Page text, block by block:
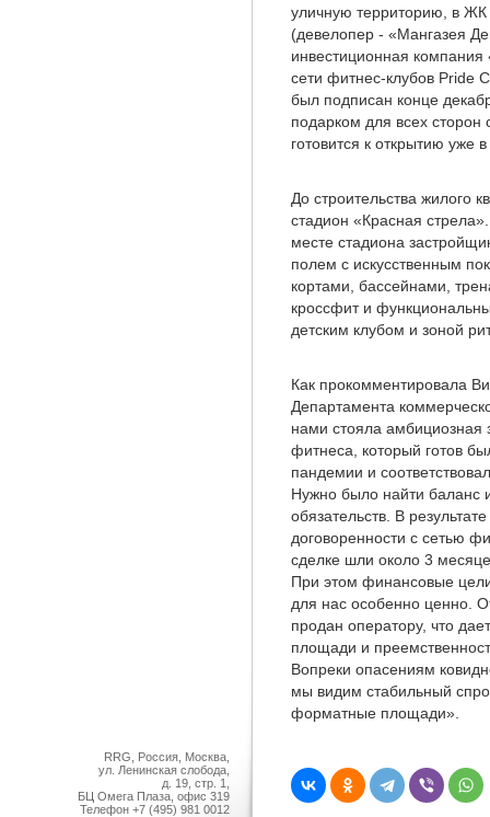
уличную территорию, в
(девелопер - «Мангазея
инвестиционная
сети фитнес-клубов Pride
был подписан конце
подарком для всех сторон
готовится к открытию уже
До строительства жилого
стадион «Красная
месте стадиона
полем с искусственным
кортами, бассейнами,
кроссфит и
детским клубом и зоной
Как прокомментировала
Департамента
нами стояла амбициозная
фитнеса, который готов
пандемии и
Нужно было найти баланс
обязательств. В
договоренности с сетью
сделке шли около 3
При этом финансовые
для нас особенно ценно.
продан оператору, что
площади и
Вопреки опасениям
мы видим стабильный
форматные площади».
RRG, Россия, Москва,
ул. Ленинская слобода,
д. 19, стр. 1,
БЦ Омега Плаза, офис 319
Телефон +7 (495) 981 0012